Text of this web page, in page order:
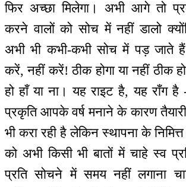
फिर अच्छा मिलेगा। अभी आगे तो
करने वालों को सोच में नहीं डालो
अभी भी कभी-कभी सोच में पड़ जाते
करें, नहीं करें! ठीक होगा या नहीं ठीक
हो हाँ या ना। यह राइट है, यह राँग है
प्रकृति आपके वर्ष मनाने के कारण
भी करा रही है लेकिन स्थापना के
को अभी किसी भी बातों में चाहे स्व
प्रति सोचने में समय नहीं लगाना